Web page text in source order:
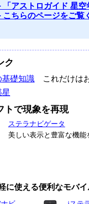
アストロガイド 星空
ちらのページをご覧
ク
基礎知識 これだけは
トで現象を再現
ステラナビゲータ
美しい表示と豊富な機
に使える便利なモバ